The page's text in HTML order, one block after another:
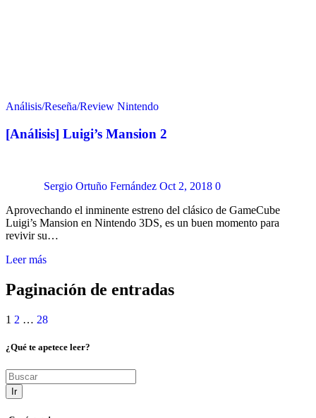
Análisis/Reseña/Review Nintendo
[Análisis] Luigi’s Mansion 2
Sergio Ortuño Fernández Oct 2, 2018 0
Aprovechando el inminente estreno del clásico de GameCube
Luigi’s Mansion en Nintendo 3DS, es un buen momento para
revivir su…
Leer más
Paginación de entradas
1 2 … 28
¿Qué te apetece leer?
Ir